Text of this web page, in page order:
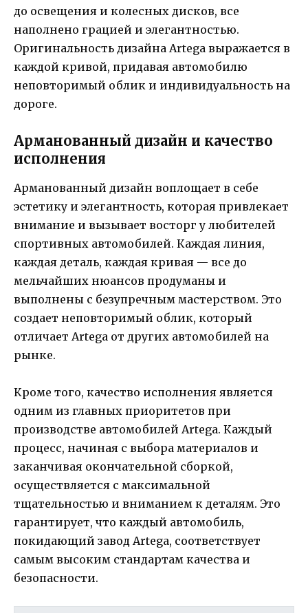
до освещения и колесных дисков, все
наполнено грацией и элегантностью.
Оригинальность дизайна Artega выражается в
каждой кривой, придавая автомобилю
неповторимый облик и индивидуальность на
дороге.
Арманованный дизайн и качество
исполнения
Арманованный дизайн воплощает в себе
эстетику и элегантность, которая привлекает
внимание и вызывает восторг у любителей
спортивных автомобилей. Каждая линия,
каждая деталь, каждая кривая — все до
мельчайших нюансов продуманы и
выполнены с безупречным мастерством. Это
создает неповторимый облик, который
отличает Artega от других автомобилей на
рынке.
Кроме того, качество исполнения является
одним из главных приоритетов при
производстве автомобилей Artega. Каждый
процесс, начиная с выбора материалов и
заканчивая окончательной сборкой,
осуществляется с максимальной
тщательностью и вниманием к деталям. Это
гарантирует, что каждый автомобиль,
покидающий завод Artega, соответствует
самым высоким стандартам качества и
безопасности.